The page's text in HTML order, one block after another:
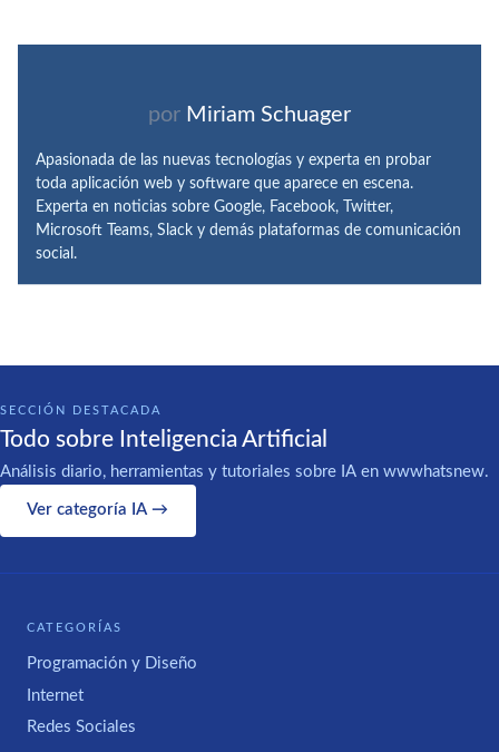
por Miriam Schuager
Apasionada de las nuevas tecnologías y experta en probar
toda aplicación web y software que aparece en escena.
Experta en noticias sobre Google, Facebook, Twitter,
Microsoft Teams, Slack y demás plataformas de comunicación
social.
SECCIÓN DESTACADA
Todo sobre Inteligencia Artificial
Análisis diario, herramientas y tutoriales sobre IA en wwwhatsnew.
Ver categoría IA →
CATEGORÍAS
Programación y Diseño
Internet
Redes Sociales